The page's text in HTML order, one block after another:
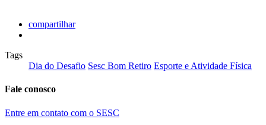
compartilhar
Tags
Dia do Desafio Sesc Bom Retiro Esporte e Atividade Física
Fale conosco
Entre em contato com o SESC